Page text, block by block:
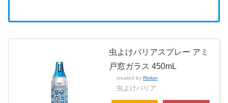
虫よけバリアスプレー アミ
戸窓ガラス 450mL
created by Rinker
虫よけバリア